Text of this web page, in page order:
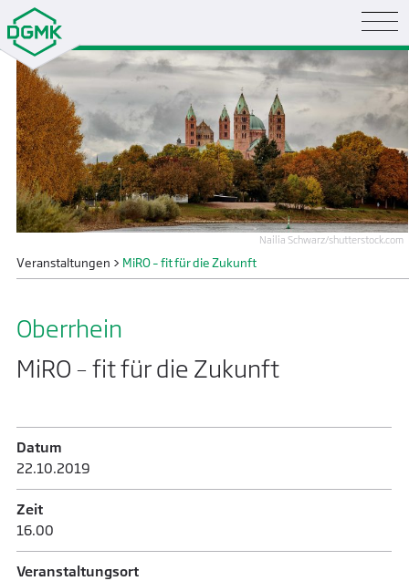
Nailia Schwarz/shutterstock.com
Veranstaltungen > MiRO – fit für die Zukunft
Oberrhein
MiRO – fit für die Zukunft
Datum
22.10.­2019
Zeit
16.00
Veranstaltungsort